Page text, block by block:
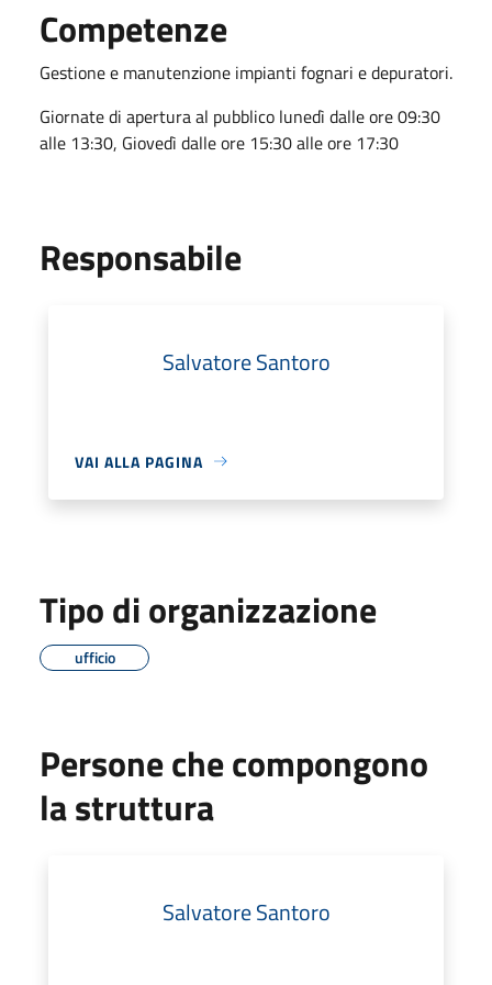
Competenze
Gestione e manutenzione impianti fognari e depuratori.
Giornate di apertura al pubblico lunedì dalle ore 09:30
alle 13:30, Giovedì dalle ore 15:30 alle ore 17:30
Responsabile
Salvatore Santoro
VAI ALLA PAGINA
Tipo di organizzazione
ufficio
Persone che compongono
la struttura
Salvatore Santoro